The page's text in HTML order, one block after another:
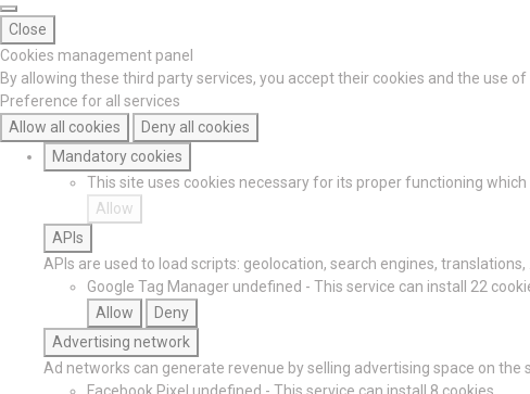
Close
Cookies management panel
By allowing these third party services, you accept their cookies and the use
Preference for all services
Allow all cookies
Deny all cookies
Mandatory cookies
This site uses cookies necessary for its proper functioning which
Allow
APIs
APIs are used to load scripts: geolocation, search engines, translations, ...
Google Tag Manager undefined - This service can install 22
Allow
Deny
Advertising network
Ad networks can generate revenue by selling advertising space on the
Facebook Pixel undefined - This service can install 8 cookies.